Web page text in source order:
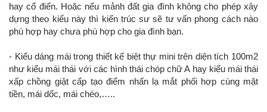
hay cổ điển. Hoặc nếu mảnh đất gia đình không cho phép xây
dựng theo kiểu này thì kiến trúc sư sẽ tư vấn phong cách nào
phù hợp hay chưa phù hợp cho gia đình bạn.
- Kiểu dáng mái trong thiết kế biệt thự mini trên diện tích 100m2
như kiểu mái thái với các hình thái chóp chữ A hay kiểu mái thái
xấp chồng giật cấp tạo điểm nhấn lạ mắt phối hợp cùng mặt
tiền, mái dốc, mái chéo,…..